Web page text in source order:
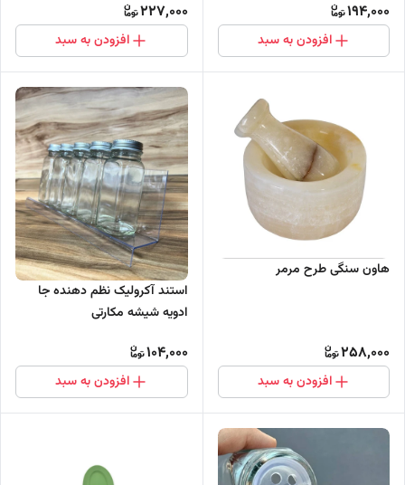
194,000
افزودن به سبد
227,000
افزودن به سبد
هاون سنگی طرح مرمر
258,000
افزودن به سبد
استند آکرولیک نظم دهنده جا
ادویه شیشه مکارتی
104,000
افزودن به سبد